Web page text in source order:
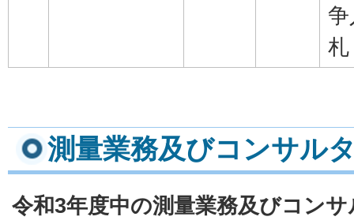
争
札
測量業務及びコンサル
令和3年度中の測量業務及びコン